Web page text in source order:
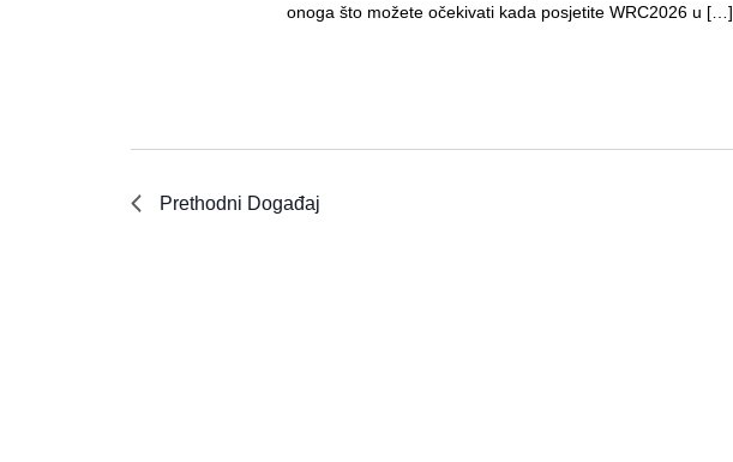
onoga što možete očekivati ​​kada posjetite WRC2026 u […]
Prethodni Događaj